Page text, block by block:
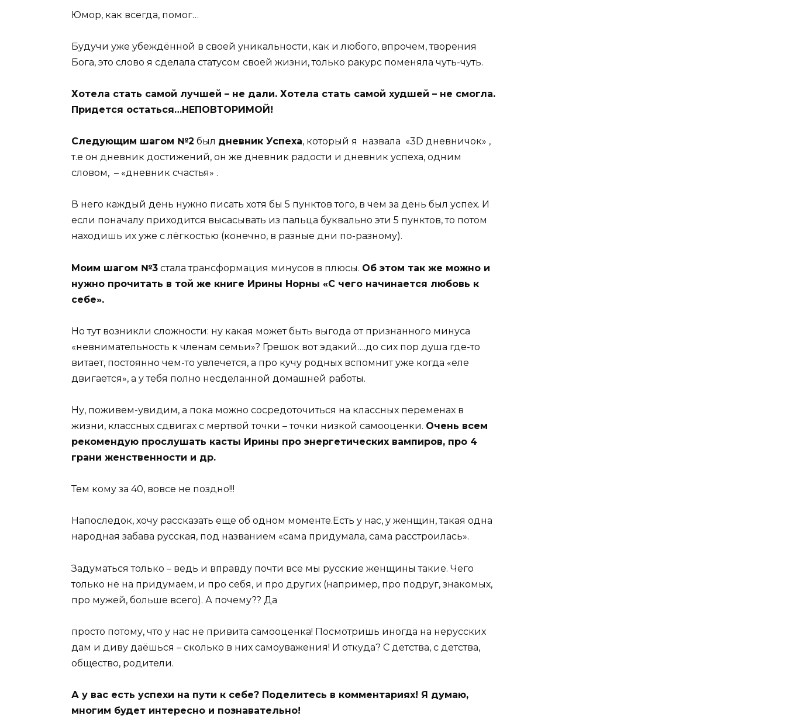
Юмор, как всегда, помог…
Будучи уже убеждённой в своей уникальности, как и любого, впрочем, творения
Бога, это слово я сделала статусом своей жизни, только ракурс поменяла чуть-чуть.
Хотела стать самой лучшей – не дали. Хотела стать самой худшей – не смогла.
Придется остаться…НЕПОВТОРИМОЙ!
Следующим шагом №2 был дневник Успеха, который я назвала «3D дневничок» ,
т.е он дневник достижений, он же дневник радости и дневник успеха, одним
словом, – «дневник счастья» .
В него каждый день нужно писать хотя бы 5 пунктов того, в чем за день был успех. И
если поначалу приходится высасывать из пальца буквально эти 5 пунктов, то потом
находишь их уже с лёгкостью (конечно, в разные дни по-разному).
Моим шагом №3 стала трансформация минусов в плюсы. Об этом так же можно и
нужно прочитать в той же книге Ирины Норны «С чего начинается любовь к
себе».
Но тут возникли сложности: ну какая может быть выгода от признанного минуса
«невнимательность к членам семьи»? Грешок вот эдакий….до сих пор душа где-то
витает, постоянно чем-то увлечется, а про кучу родных вспомнит уже когда «еле
двигается», а у тебя полно несделанной домашней работы.
Ну, поживем-увидим, а пока можно сосредоточиться на классных переменах в
жизни, классных сдвигах с мертвой точки – точки низкой самооценки. Очень всем
рекомендую прослушать касты Ирины про энергетических вампиров, про 4
грани женственности и др.
Тем кому за 40, вовсе не поздно!!!
Напоследок, хочу рассказать еще об одном моменте.Есть у нас, у женщин, такая одна
народная забава русская, под названием «сама придумала, сама расстроилась».
Задуматься только – ведь и вправду почти все мы русские женщины такие. Чего
только не на придумаем, и про себя, и про других (например, про подруг, знакомых,
про мужей, больше всего). А почему?? Да
просто потому, что у нас не привита самооценка! Посмотришь иногда на нерусских
дам и диву даёшься – сколько в них самоуважения! И откуда? С детства, с детства,
общество, родители.
А у вас есть успехи на пути к себе? Поделитесь в комментариях! Я думаю,
многим будет интересно и познавательно!